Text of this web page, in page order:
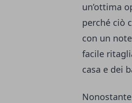
un’ottima
perché ciò
con un
facile
casa e dei